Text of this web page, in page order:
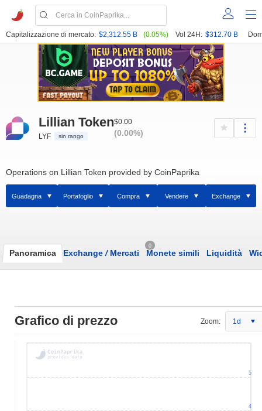
Capitalizzazione di mercato: $2,312.55 B (0.05%) Vol 24H: $312.70 B
Lillian Token
LYF sin rango
$0.00
(0.00%)
Operations on Lillian Token provided by CoinPaprika
Guadagna Portafoglio Compra Vendere Exchange
Panoramica Exchange /Mercati
0
Monete simili Liquidità
Grafico di prezzo Zoom: 1d
4
5